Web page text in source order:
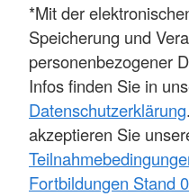
*Mit der
Speicherung und
personenbezogener
Infos finden Sie in
Datenschutzerklärung
akzeptieren Sie
Fortbildungen Stand